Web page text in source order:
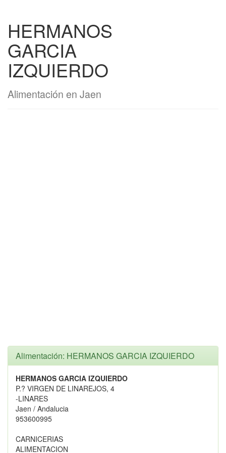
HERMANOS
GARCIA
IZQUIERDO
Alimentación en Jaen
Alimentación: HERMANOS GARCIA IZQUIERDO
HERMANOS GARCIA IZQUIERDO
P.? VIRGEN DE LINAREJOS, 4
-LINARES
Jaen / Andalucia
953600995
CARNICERIAS
ALIMENTACION